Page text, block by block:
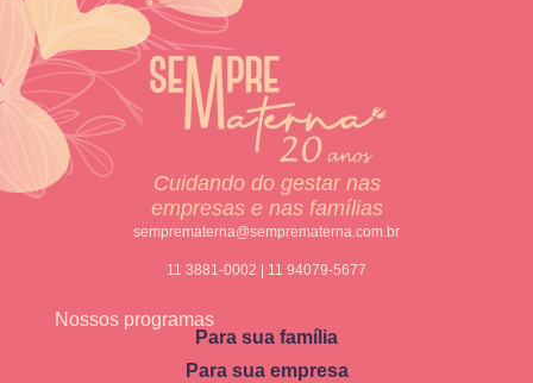
Cuidando do gestar nas
empresas e nas famílias
semprematerna@semprematerna.com.br
11 3881-0002 | 11 94079-5677
Nossos programas
Para sua família
Para sua empresa